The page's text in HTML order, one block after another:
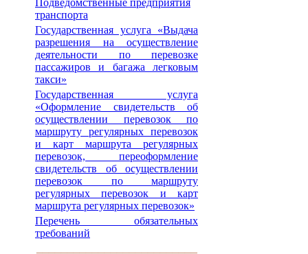
Подведомственные предприятия
транспорта
Государственная услуга «Выдача
разрешения на осуществление
деятельности по перевозке
пассажиров и багажа легковым
такси»
Государственная услуга
«Оформление свидетельств об
осуществлении перевозок по
маршруту регулярных перевозок
и карт маршрута регулярных
перевозок, переоформление
свидетельств об осуществлении
перевозок по маршруту
регулярных перевозок и карт
маршрута регулярных перевозок»
Перечень обязательных
требований